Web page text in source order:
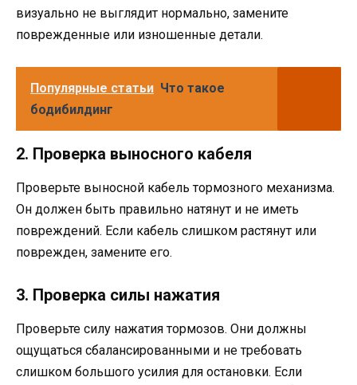
визуально не выглядит нормально, замените
поврежденные или изношенные детали.
Популярные статьи Что такое
бодибилдинг
2. Проверка выносного кабеля
Проверьте выносной кабель тормозного механизма.
Он должен быть правильно натянут и не иметь
повреждений. Если кабель слишком растянут или
поврежден, замените его.
3. Проверка силы нажатия
Проверьте силу нажатия тормозов. Они должны
ощущаться сбалансированными и не требовать
слишком большого усилия для остановки. Если